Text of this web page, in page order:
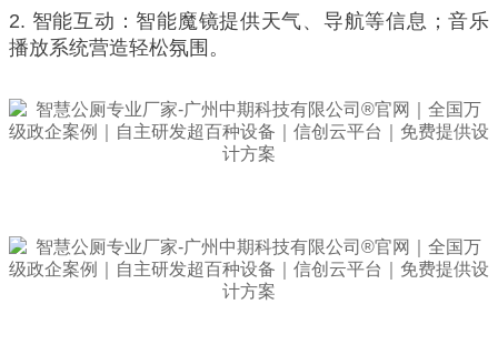
2. 智能互动：智能魔镜提供天气、导航等信息；音乐
播放系统营造轻松氛围。